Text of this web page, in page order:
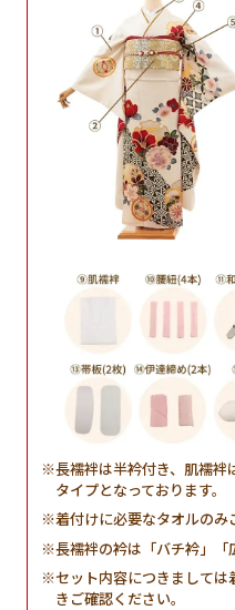
長襦袢は半衿付き、肌襦袢
タイプとなっております。
着付けに必要なタオルのみ
長襦袢の衿は「バチ衿」「
セット内容につきまして
きご確認ください。